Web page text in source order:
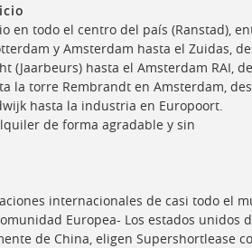
en todo el centro del país (Ranstad),
y Amsterdam hasta el Zuidas,
(Jaarbeurs) hasta el Amsterdam RAI,
la torre Rembrandt en Amsterdam,
hasta la industria en Europoort.
de forma agradable y sin
internacionales de casi todo el
Europea- Los estados unidos
de China, eligen Supershortlease